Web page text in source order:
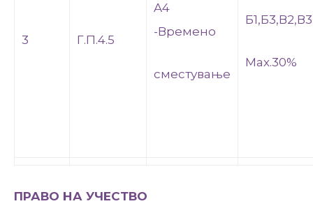
3 Г.П.4.5
A4
-Времено
сместување
Мах.30%
ПРАВО НА УЧЕСТВО